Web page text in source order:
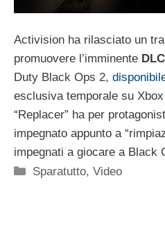
Activision ha rilasciato un
promuovere l’imminente
Duty Black Ops 2,
esclusiva temporale su
“Replacer” ha per
impegnato appunto a
impegnati a giocare a Black
Categorie
Sparatutto,Video